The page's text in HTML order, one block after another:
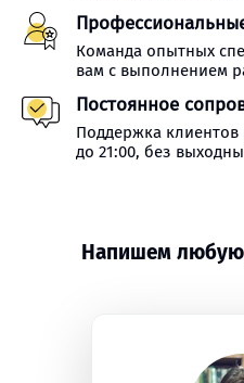
Команда опытных
вам с выполнением
Постоянное
Поддержка клиентов
до 21:00, без
Напишем любую